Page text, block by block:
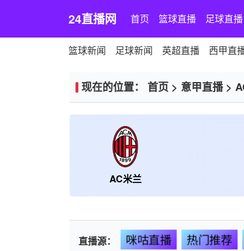
24直播网 首页 篮球直播 足球直播
篮球新闻 足球新闻 英超直播 西甲直
现在的位置： 首页 > 意甲直播>
AC米兰
直播源： 咪咕直播 热门推荐